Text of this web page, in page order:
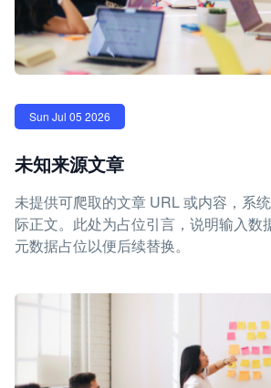
Sun Jul 05 2026
未知来源文章
未提供可爬取的文章 URL 或内容，系
际正文。此处为占位引言，说明输入数
元数据占位以便后续替换。